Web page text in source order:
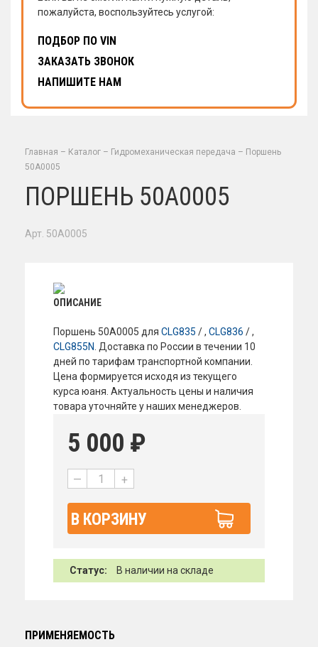
пожалуйста, воспользуйтесь услугой:
ПОДБОР ПО VIN
ЗАКАЗАТЬ ЗВОНОК
НАПИШИТЕ НАМ
Главная – Каталог – Гидромеханическая передача – Поршень
50A0005
ПОРШЕНЬ 50A0005
Арт. 50A0005
ОПИСАНИЕ
Поршень 50A0005 для CLG835 / , CLG836 / ,
CLG855N . Доставка по России в течении 10
дней по тарифам транспортной компании.
Цена формируется исходя из текущего
курса юаня. Актуальность цены и наличия
товара уточняйте у наших менеджеров.
5 000 ₽
— +
В КОРЗИНУ
Статус: В наличии на складе
ПРИМЕНЯЕМОСТЬ